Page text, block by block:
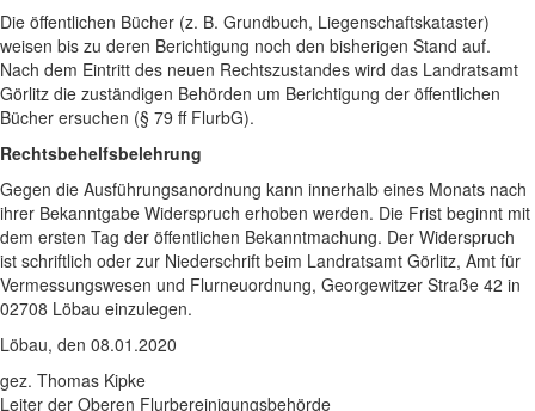
Die öffentlichen Bücher (z. B. Grundbuch, Liegenschaftskataster)
weisen bis zu deren Berichtigung noch den bisherigen Stand auf.
Nach dem Eintritt des neuen Rechtszustandes wird das Landratsamt
Görlitz die zuständigen Behörden um Berichtigung der öffentlichen
Bücher ersuchen (§ 79 ff FlurbG).
Rechtsbehelfsbelehrung
Gegen die Ausführungsanordnung kann innerhalb eines Monats nach
ihrer Bekanntgabe Widerspruch erhoben werden. Die Frist beginnt mit
dem ersten Tag der öffentlichen Bekanntmachung. Der Widerspruch
ist schriftlich oder zur Niederschrift beim Landratsamt Görlitz, Amt für
Vermessungswesen und Flurneuordnung, Georgewitzer Straße 42 in
02708 Löbau einzulegen.
Löbau, den 08.01.2020
gez. Thomas Kipke
Leiter der Oberen Flurbereinigungsbehörde